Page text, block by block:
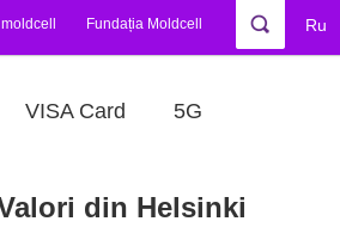
Fundația Moldcell Ru
VISA Card 5G
din Helsinki